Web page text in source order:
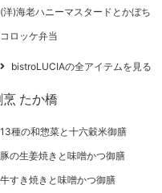
(洋)海老ハニーマスタードとかぼち
ロッケ弁当
bistroLUCIAの全アイテムを見る
烹 たか橋
13種の和惣菜と十六穀米御膳
豚の生姜焼きと味噌かつ御膳
牛すき焼きと味噌かつ御膳